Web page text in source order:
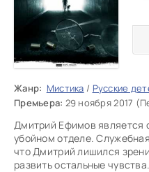
Жанр: Мистика / Русские
Премьера: 29 ноября 2017
Дмитрий Ефимов является
убойном отделе.
что Дмитрий лишился
развить остальные